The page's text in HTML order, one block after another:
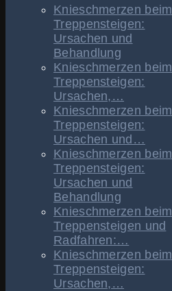
Knieschmerzen beim
Treppensteigen:
Ursachen und
Behandlung
Knieschmerzen beim
Treppensteigen:
Ursachen,…
Knieschmerzen beim
Treppensteigen:
Ursachen und…
Knieschmerzen beim
Treppensteigen:
Ursachen und
Behandlung
Knieschmerzen beim
Treppensteigen und
Radfahren:…
Knieschmerzen beim
Treppensteigen:
Ursachen,…